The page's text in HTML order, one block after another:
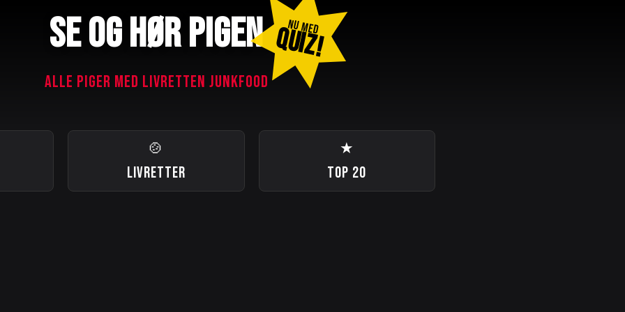
SE OG HØR PIGEN NU MED
QUIZ!
ALLE PIGER MED LIVRETTEN JUNKFOOD
🍲
LIVRETTER
★
TOP 20